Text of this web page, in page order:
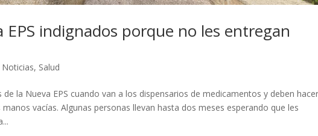
EPS indignados porque no les entregan
Noticias, Salud
la Nueva EPS cuando van a los dispensarios de medicamentos y deben hacer
vacías. Algunas personas llevan hasta dos meses esperando que les